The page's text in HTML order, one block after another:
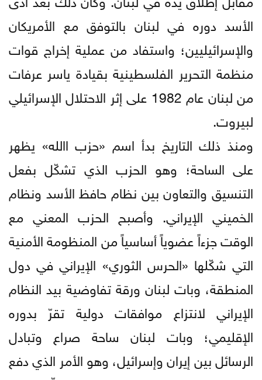
الأسد دوره في لبنان بالتوفق مع الأمريكان
والإسرائيليين؛ واستفاد من عملية إخراج قوات
منظمة التحرير الفلسطينية بقيادة ياسر عرفات
من لبنان عام 1982 على إثر الاحتلال الإسرائيلي
لبيروت.
ومنذ ذلك التاريخ بدأ اسم «حزب االله» يظهر
على الساحة؛ وهو الحزب الذي تشكّل بفعل
التنسيق والتعاون بين نظام حافظ الأسد ونظام
الخميني الإيراني. وأصبح الحزب المعني مع
الوقت جزءاً عضوياً أساسياً من المنظومة الأمنية
التي شكّلها «الحرس الثوري» الإيراني في دول
المنطقة، وبات لبنان ورقة تفاوضية بيد النظام
الإيراني لانتزاع موافقات دولية تقرّ بدوره
الإقليمي؛ وبات لبنان ساحة صراع وتبادل
الرسائل بين إيران وإسرائيل، وهو الأمر الذي دفع